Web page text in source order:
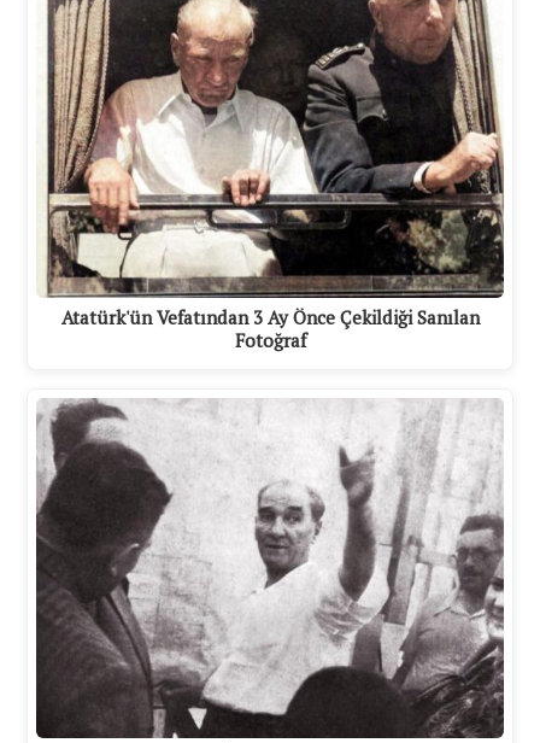
Atatürk'ün Vefatından 3 Ay Önce Çekildiği Sanılan
Fotoğraf